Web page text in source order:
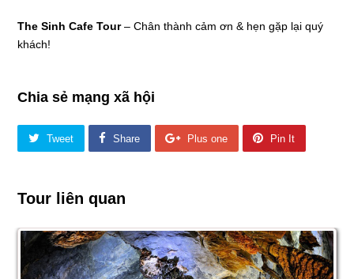
The Sinh Cafe Tour– Chân thành cảm ơn & hẹn gặp lại quý
khách!
Chia sẻ mạng xã hội
Tweet Share Plus one Pin It
Tour liên quan